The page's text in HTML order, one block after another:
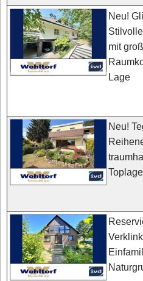
Neu!
mit
Lage
Neu!
Toplage